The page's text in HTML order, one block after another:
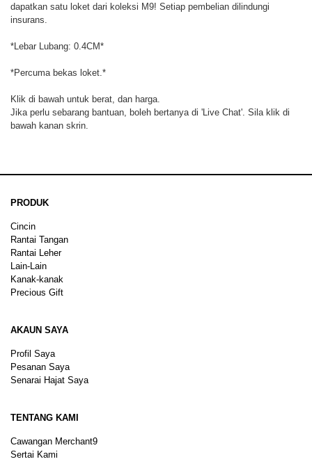
dapatkan satu loket dari koleksi M9! Setiap pembelian dilindungi
insurans.
*Lebar Lubang: 0.4CM*
*Percuma bekas loket.*
Klik di bawah untuk berat, dan harga.
Jika perlu sebarang bantuan, boleh bertanya di 'Live Chat'. Sila klik di
bawah kanan skrin.
PRODUK
Cincin
Rantai Tangan
Rantai Leher
Lain-Lain
Kanak-kanak
Precious Gift
AKAUN SAYA
Profil Saya
Pesanan Saya
Senarai Hajat Saya
TENTANG KAMI
Cawangan Merchant9
Sertai Kami